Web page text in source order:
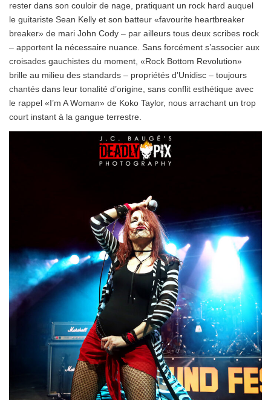
rester dans son couloir de nage, pratiquant un rock hard auquel
le guitariste Sean Kelly et son batteur «favourite heartbreaker
breaker» de mari John Cody – par ailleurs tous deux scribes rock
– apportent la nécessaire nuance. Sans forcément s’associer aux
croisades gauchistes du moment, «Rock Bottom Revolution»
brille au milieu des standards – propriétés d’Unidisc – toujours
chantés dans leur tonalité d’origine, sans conflit esthétique avec
le rappel «I’m A Woman» de Koko Taylor, nous arrachant un trop
court instant à la gangue terrestre.